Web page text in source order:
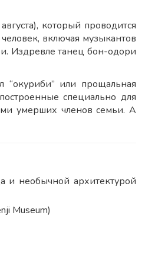
который проводится
включая музыкантов
Издревле танец бон-одори
“окуриби” или прощальная
специально для
умерших членов семьи. А
и необычной архитектурой
Museum)